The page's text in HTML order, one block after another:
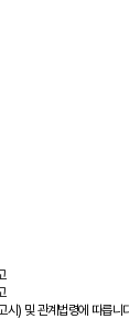
시) 및 관계법령에 따릅니